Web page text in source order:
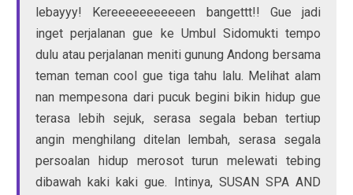
lebayyy! Kereeeeeeeeeeen bangettt!! Gue jadi
inget perjalanan gue ke Umbul Sidomukti tempo
dulu atau perjalanan meniti gunung Andong bersama
teman teman cool gue tiga tahu lalu. Melihat alam
nan mempesona dari pucuk begini bikin hidup gue
terasa lebih sejuk, serasa segala beban tertiup
angin menghilang ditelan lembah, serasa segala
persoalan hidup merosot turun melewati tebing
dibawah kaki kaki gue. Intinya, SUSAN SPA AND